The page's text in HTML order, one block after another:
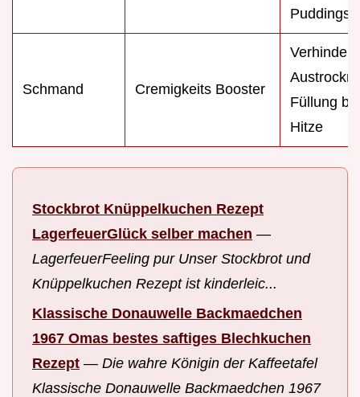
Puddings
Schmand Cremigkeits Booster
Verhindert
Füllung
Hitze
Stockbrot Knüppelkuchen Rezept
LagerfeuerGlück selber machen —
LagerfeuerFeeling pur Unser Stockbrot und
Knüppelkuchen Rezept ist kinderleic...
Klassische Donauwelle Backmaedchen
1967 Omas bestes saftiges Blechkuchen
Rezept — Die wahre Königin der Kaffeetafel
Klassische Donauwelle Backmaedchen 1967